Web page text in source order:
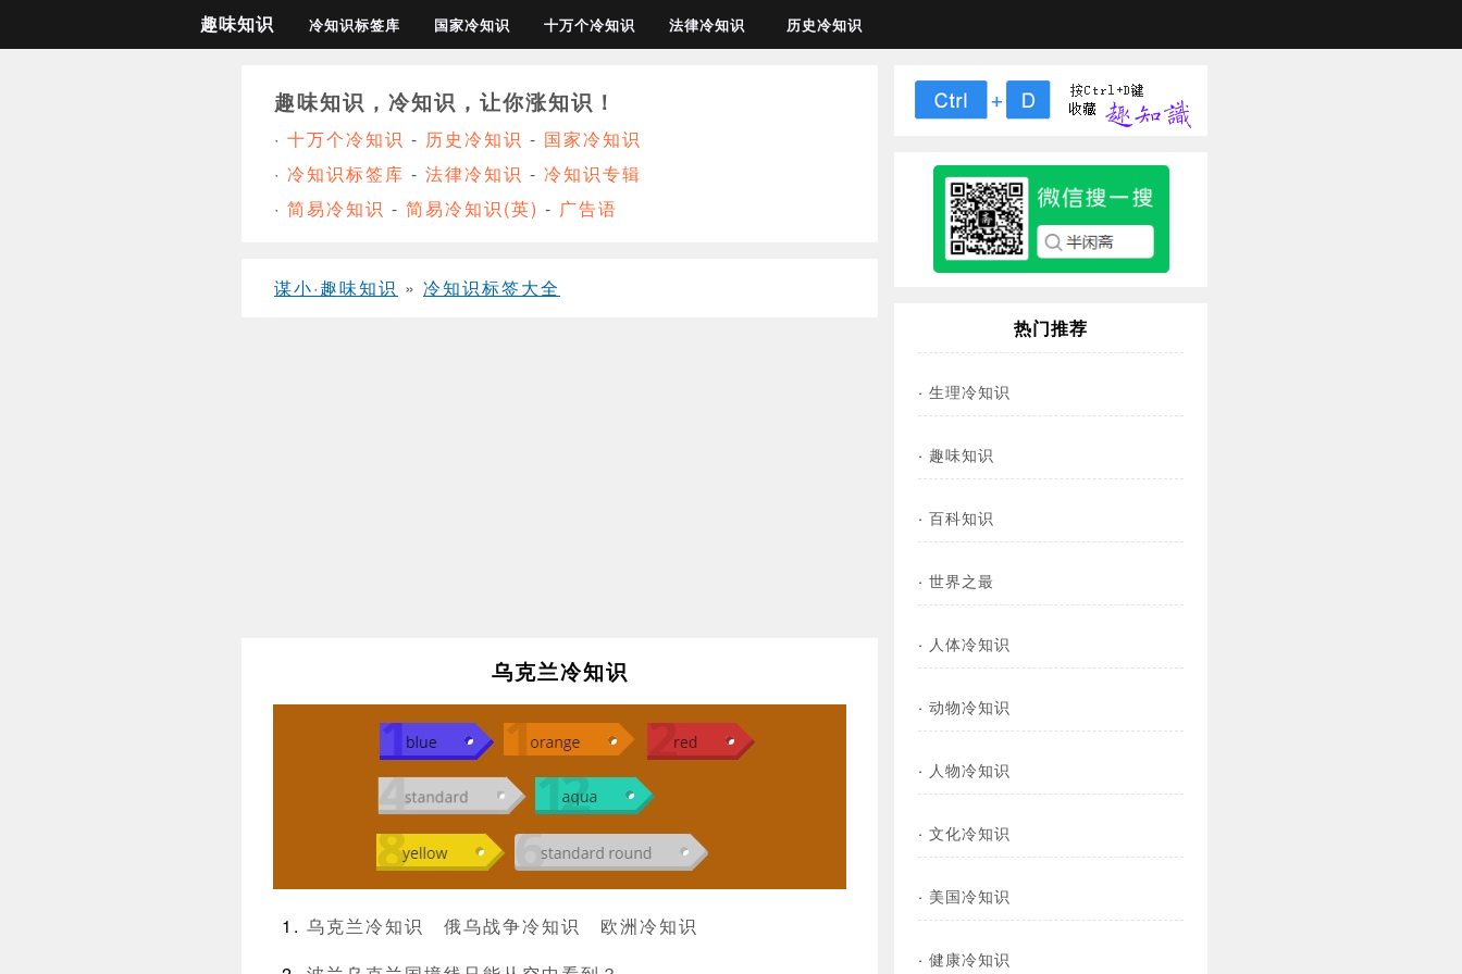
趣味知识 冷知识标签库 国家冷知识 十万个冷知识 法律冷知识 历史冷知识
趣味知识，冷知识，让你涨知识！
· 十万个冷知识 - 历史冷知识 - 国家冷知识
· 冷知识标签库 - 法律冷知识 - 冷知识专辑
· 简易冷知识 - 简易冷知识(英) - 广告语
谋小·趣味知识 » 冷知识标签大全
乌克兰冷知识
乌克兰冷知识 俄乌战争冷知识
欧洲冷知识
热门推荐
· 生理冷知识
· 趣味知识
· 百科知识
· 世界之最
· 人体冷知识
· 动物冷知识
· 人物冷知识
· 文化冷知识
· 美国冷知识
· 健康冷知识